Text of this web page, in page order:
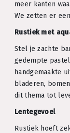
meer kanten
We zetten er
Rustiek met
Stel je zachte
gedempte
handgemaakte
bladeren,
dit thema tot
Lentegevoel
Rustiek hoeft